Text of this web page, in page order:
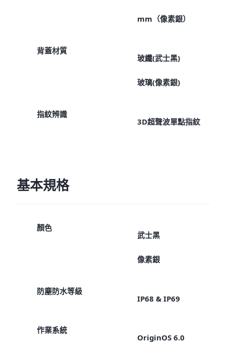
mm（像素銀）
背蓋材質
玻纖(武士黑)
玻璃(像素銀)
指紋辨識
3D超聲波單點指紋
基本規格
顏色
武士黑
像素銀
防塵防水等級
IP68 & IP69
作業系統
OriginOS 6.0